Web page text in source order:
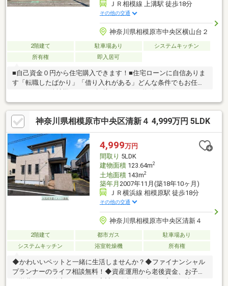
ＪＲ相模線 上溝駅 徒歩18分
その他の交通
神奈川県相模原市中央区横山台２
2階建て 駐車場あり
システムキッチン
所有権
即入居可
■自己資金０円から住宅購入できます！■住宅ローンに自信ありま
す「転職したばかり」「借り入れがある」どんな条件でもお任せ
紹介可能です！■見学、お問合せにつきましては土日に限らず平
日、営業時間外でもご対応可能です！東亜住宅ではお客様が安心
して頂けますよう常に新しい事を取り入れております。経験豊富
な知識でお客様の悩み事をしっかりと解消いたします。お住まい
探しは東亜住宅にお任せください！ご見学予約は0120-60-
1665【通話料無料】までお気軽にお電話ください♪スマートフォ
ンの方は右下の青いバナーよりお問合せ頂けます♪
神奈川県相模原市中央区清新４ 4,999万円 5LDK
4,999万円
間取り 5LDK
建物面積123.64m2
土地面積143m2
築年月 2007年11月(築18年10ヶ月)
ＪＲ横浜線 相模原駅 徒歩18分
その他の交通
神奈川県相模原市中央区清新４
2階建て 都市ガス
駐車場あり
システムキッチン
浴室乾燥機 所有権
◆かわいいペットと一緒に生活しませんか？◆ファイナンシャル
プランナーのライフ相談無料！◆資産運用から老後資金、お子様